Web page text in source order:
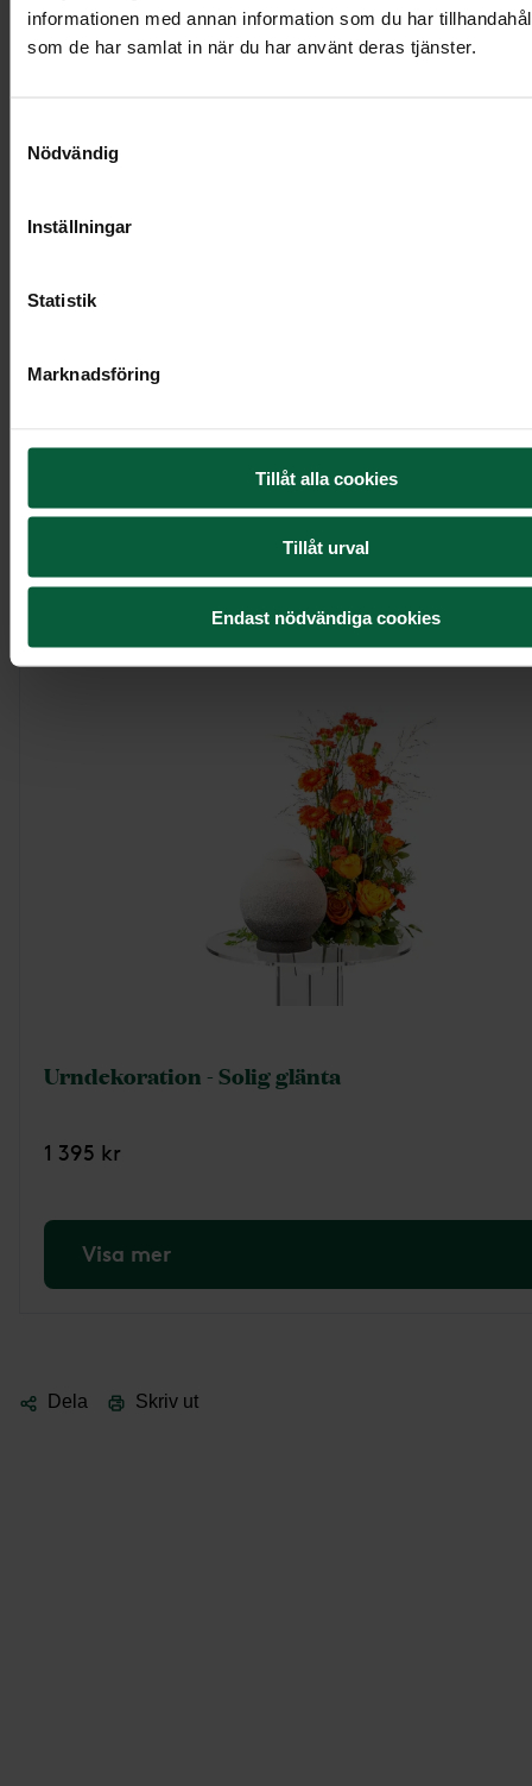
informationen med annan information som du har
som de har samlat in när du har använt deras tjänster.
Nödvändig
Inställningar
Statistik
Marknadsföring
Tillåt alla cookies
Tillåt urval
Endast nödvändiga cookies
3 495 kr
Urndekoration - Solig glänta
1 395 kr
Visa mer
Dela Skriv ut